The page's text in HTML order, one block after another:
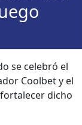
se cele­bró el
Cool­bet y el
dicho